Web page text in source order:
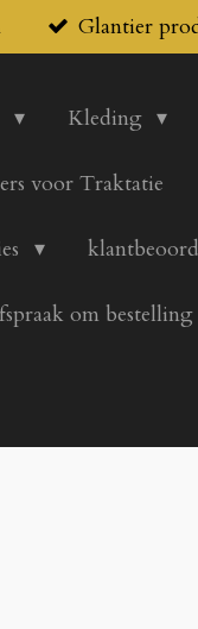
Glantier
Kleding
voor Traktatie
om